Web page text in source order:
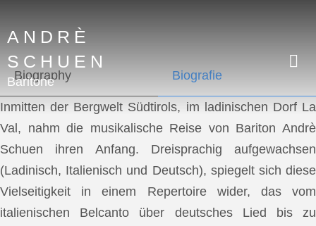
ANDRÈ
SCHUEN
Baritone
Biography Biografie
Inmitten der Bergwelt Südtirols, im ladinischen Dorf La
Val, nahm die musikalische Reise von Bariton Andrè
Schuen ihren Anfang. Dreisprachig aufgewachsen
(Ladinisch, Italienisch und Deutsch), spiegelt sich diese
Vielseitigkeit in einem Repertoire wider, das vom
italienischen Belcanto über deutsches Lied bis zu